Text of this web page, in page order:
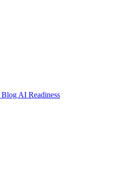
Blog AI Readiness